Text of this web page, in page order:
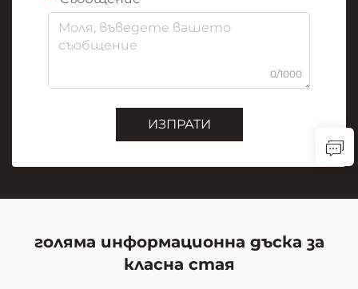
0/1000
ИЗПРАТИ
голяма информационна дъска за
класна стая